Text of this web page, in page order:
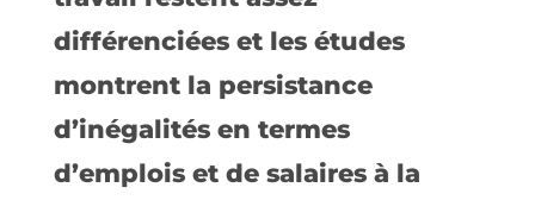
différenciées et les études
montrent la persistance
d’inégalités en termes
d’emplois et de salaires à la